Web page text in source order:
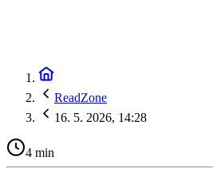
ReadZone
16. 5. 2026, 14:28
4 min